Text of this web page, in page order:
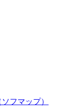
フマップ）